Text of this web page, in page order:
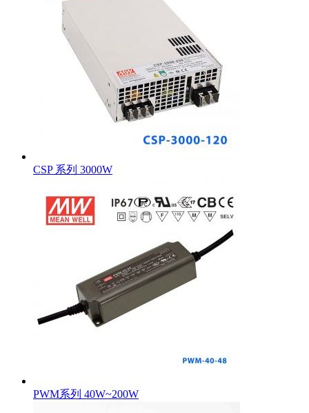
CSP 系列 3000W
PWM系列 40W~200W